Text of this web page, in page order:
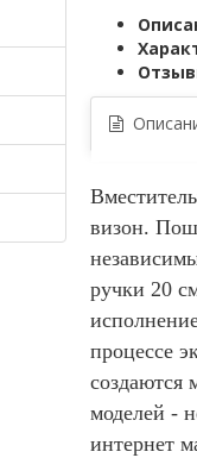
визон.
ручки 20
процессе
создаются
моделей -
интернет